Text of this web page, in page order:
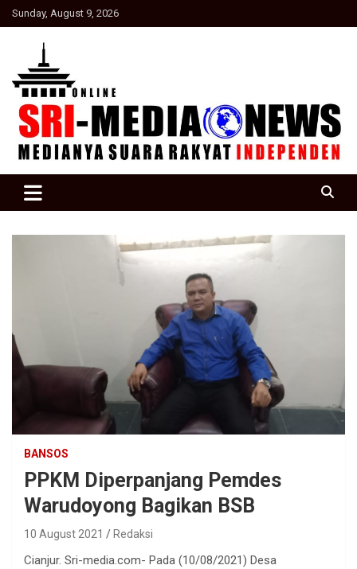
Skip
to
Sunday, August 9, 2026
SRI Media news
BANSOS
PPKM Diperpanjang Pemdes
Warudoyong Bagikan BSB
10 August 2021 Redaksi
Cianjur. Sri-media.com- Pada (10/08/2021) Desa